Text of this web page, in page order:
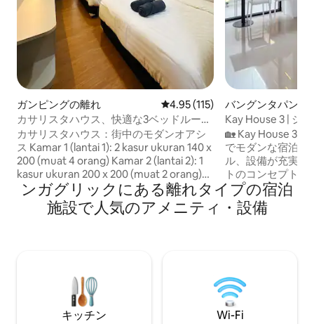
ガンピングの離れ レビュー115件、5つ星中4.95つ
4.95 (115)
カサリスタハウス、快適な3ベッドルー
ム、8人用、Wi-Fi、Netflix
カサリスタハウス：街中のモダンオアシ
ス Kamar 1 (lantai 1): 2 kasur ukuran 140 x
200 (muat 4 orang) Kamar 2 (lantai 2): 1
kasur ukuran 200 x 200 (muat 2 orang)
Kamar 3 (lantai 2): 1 kasur ukuran 140 x
200 (muat 2 orang) 静かなゲート付きの
コミュニティに囲まれた、素晴らしい2階
バングンタパンの
Kay House 3 | ジ
リッシュな2ベッ
🏡 Kay House 3 –
でモダンな宿泊先
ル、設備が充実✨ 一戸建ての家にアパー
トのコンセプト
潔、コンパクト、モダン。
ベッド2台、Wi-
スマートテレビ
スは2台分あり、
す。 市内中心部
出張に最適です！
ンガグリックにある離れタイプの宿泊
施設で人気のアメニティ・設備
キッチン Wi-Fi